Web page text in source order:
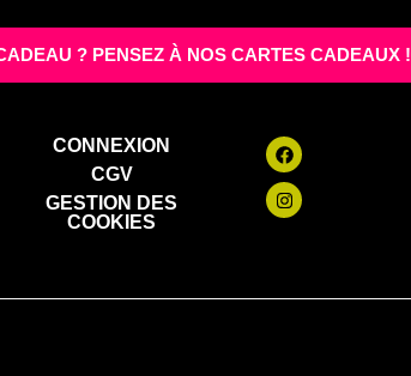
? PENSEZ À NOS CARTES CADEAUX !
CONNEXION
CGV
GESTION DES
COOKIES